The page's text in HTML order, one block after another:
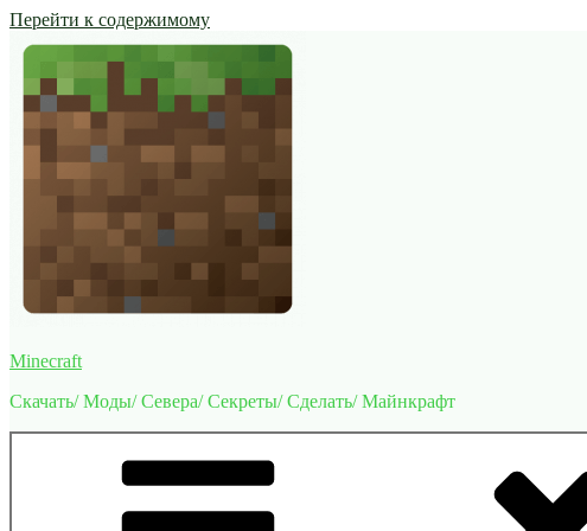
Перейти к содержимому
Minecraft
Скачать/ Моды/ Севера/ Секреты/ Сделать/ Майнкрафт